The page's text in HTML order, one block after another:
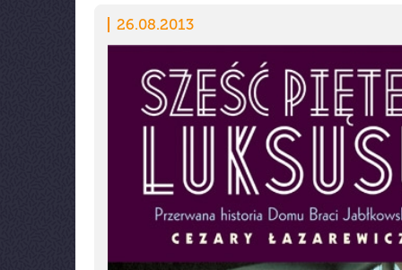
26.08.2013